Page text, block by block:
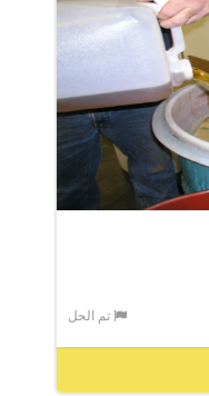
تم الحل